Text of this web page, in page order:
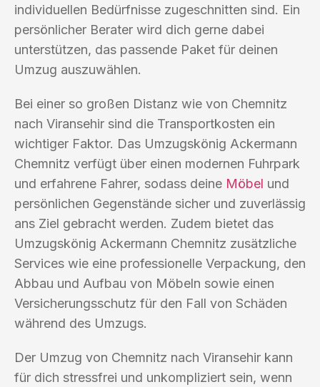
individuellen Bedürfnisse zugeschnitten sind. Ein
persönlicher Berater wird dich gerne dabei
unterstützen, das passende Paket für deinen
Umzug auszuwählen.
Bei einer so großen Distanz wie von Chemnitz
nach Viransehir sind die Transportkosten ein
wichtiger Faktor. Das Umzugskönig Ackermann
Chemnitz verfügt über einen modernen Fuhrpark
und erfahrene Fahrer, sodass deine Möbel und
persönlichen Gegenstände sicher und zuverlässig
ans Ziel gebracht werden. Zudem bietet das
Umzugskönig Ackermann Chemnitz zusätzliche
Services wie eine professionelle Verpackung, den
Abbau und Aufbau von Möbeln sowie einen
Versicherungsschutz für den Fall von Schäden
während des Umzugs.
Der Umzug von Chemnitz nach Viransehir kann
für dich stressfrei und unkompliziert sein, wenn